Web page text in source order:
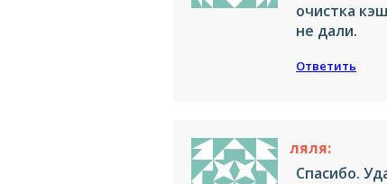
очистка
не дали.
Ответить
ляля:
Спасибо.